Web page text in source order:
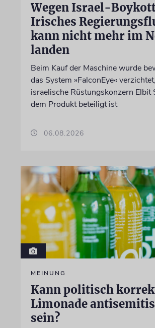
Wegen Israel-
Irisches
kann nicht mehr im
landen
Beim Kauf der Maschine wurde
das System »FalconEye«
israelische Rüstungskonzern Elbit
dem Produkt beteiligt ist
06.08.2026
MEINUNG
Kann politisch
Limonade
sein?